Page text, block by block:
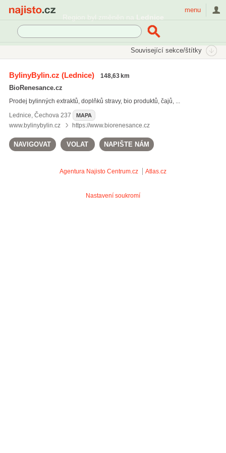
menu
Související sekce/štítky
káva bez kofeinu(10)
superpotraviny(46)
Všechny související štítky
BylinyBylin.cz (Lednice) 148,63 km
BioRenesance.cz
Prodej bylinných extraktů, doplňků stravy, bio produktů, čajů, ...
Lednice, Čechova 237 MAPA
www.bylinybylin.cz https://www.biorenesance.cz
NAVIGOVAT VOLAT NAPIŠTE NÁM
Agentura Najisto Centrum.cz Atlas.cz
Nastavení soukromí